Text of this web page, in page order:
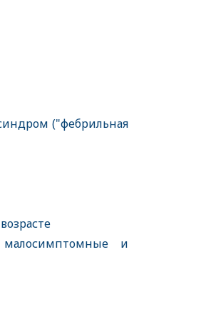
("фебрильная
и